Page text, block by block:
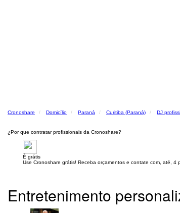
Cronoshare Domicílio Paraná Curitiba (Paraná) DJ
¿Por que contratar profissionais da Cronoshare?
É grátis
Use Cronoshare grátis! Receba orçamentos e contate com, até, 4
Entretenimento